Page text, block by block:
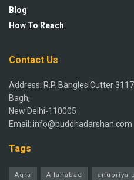
Blog
How To Reach
Contact Us
Address: R.P. Bangles Cutter
Bagh,
New Delhi-110005
Email: info@buddhadarshan.com
Tags
Agra Allahabad anupriya